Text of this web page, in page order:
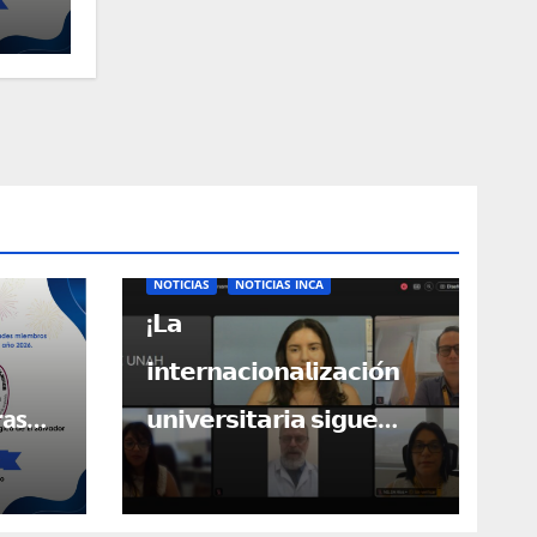
NOTICIAS NOTICIAS INCA
¡𝗟𝗮
𝗶𝗻𝘁𝗲𝗿𝗻𝗮𝗰𝗶𝗼𝗻𝗮𝗹𝗶𝘇𝗮𝗰𝗶𝗼́𝗻
𝘂𝗻𝗶𝘃𝗲𝗿𝘀𝗶𝘁𝗮𝗿𝗶𝗮 𝘀𝗶𝗴𝘂𝗲
𝗮𝗯𝗿𝗶𝗲𝗻𝗱𝗼 𝗽𝘂𝗲𝗿𝘁𝗮𝘀 𝗽𝗮𝗿𝗮
𝗖𝗲𝗻𝘁𝗿𝗼𝗮𝗺𝗲́𝗿𝗶𝗰𝗮!